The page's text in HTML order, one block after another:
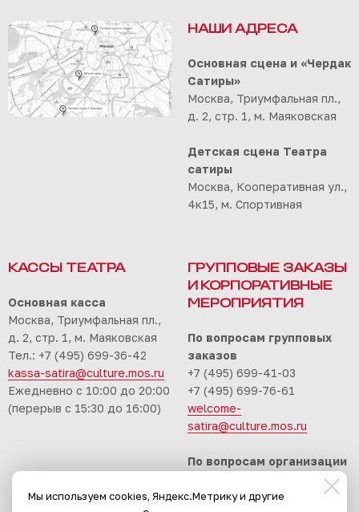
НАШИ АДРЕСА
Основная сцена и «Чердак
Сатиры»
Москва, Триумфальная пл.,
д. 2, стр. 1, м. Маяковская
Детская сцена Театра
сатиры
Москва, Кооперативная ул.,
4к15, м. Спортивная
КАССЫ ТЕАТРА
Основная касса
Москва, Триумфальная пл.,
д. 2, стр. 1, м. Маяковская
Тел.: +7 (495) 699-36-42
kassa-satira@culture.mos.ru
Ежедневно с 10:00 до 20:00
(перерыв с 15:30 до 16:00)
ГРУППОВЫЕ ЗАКАЗЫ
И КОРПОРАТИВНЫЕ
МЕРОПРИЯТИЯ
По вопросам групповых
заказов
+7 (495) 699-41-03
+7 (495) 699-76-61
welcome-
satira@culture.mos.ru
По вопросам организации
мероприятий
Мы используем cookies, Яндекс.Метрику и другие